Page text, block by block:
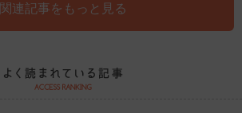
関連記事をもっと見る